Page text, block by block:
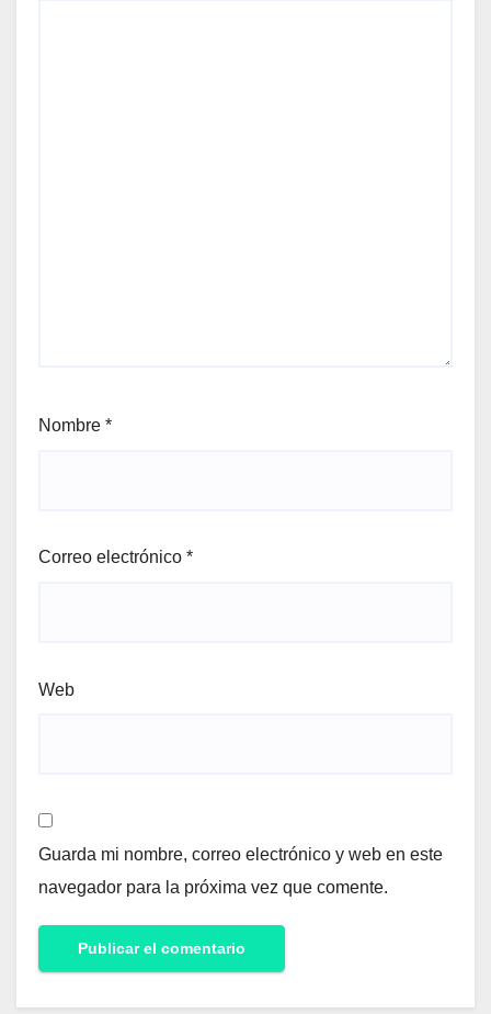
Nombre *
Correo electrónico *
Web
Guarda mi nombre, correo electrónico y web en este
navegador para la próxima vez que comente.